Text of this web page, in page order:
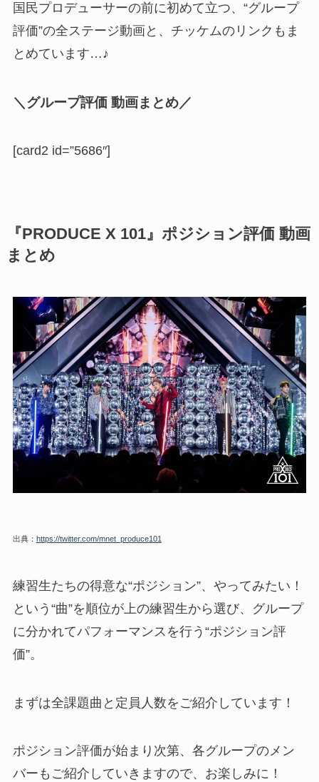
国民プロデューサーの前に初めて立つ、“グループ
評価”の全ステージ動画と、チッケムのリンクもま
とめています…♪
＼グループ評価 動画まとめ／
[card2 id=”5686″]
『PRODUCE X 101』ポジション評価 動画
まとめ
出典： https://twitter.com/mnet_produce101
練習生たちの得意な“ポジション”、やってみたい！
という“曲”を順位が上の練習生から選び、グループ
に分かれてパフォーマンスを行う“ポジション評
価”。
まずは全課題曲と定員人数をご紹介しています！
ポジション評価が始まり次第、各グループのメン
バーもご紹介していきますので、お楽しみに！